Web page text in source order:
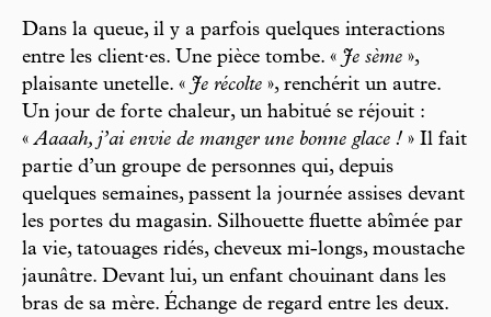
Dans la queue, il y a parfois quelques interactions
entre les client·es. Une pièce tombe. « Je sème »,
plaisante unetelle. « Je récolte », renchérit un autre.
Un jour de forte chaleur, un habitué se réjouit :
«Aaaah, j’ai envie de manger une bonne glace ! » Il fait
partie d’un groupe de personnes qui, depuis
quelques semaines, passent la journée assises devant
les portes du magasin. Silhouette fluette abîmée par
la vie, tatouages ridés, cheveux mi-longs, moustache
jaunâtre. Devant lui, un enfant chouinant dans les
bras de sa mère. Échange de regard entre les deux.